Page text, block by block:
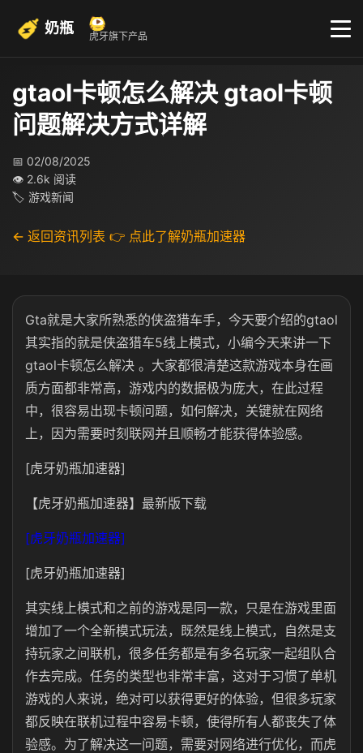
奶瓶 虎牙旗下产品
gtaol卡顿怎么解决 gtaol卡顿
问题解决方式详解
📅 02/08/2025
👁 2.6k 阅读
🏷 游戏新闻
← 返回资讯列表 👉 点此了解奶瓶加速器
Gta就是大家所熟悉的侠盗猎车手，今天要介绍的gtaol
其实指的就是侠盗猎车5线上模式，小编今天来讲一下
gtaol卡顿怎么解决 。大家都很清楚这款游戏本身在画
质方面都非常高，游戏内的数据极为庞大，在此过程
中，很容易出现卡顿问题，如何解决，关键就在网络
上，因为需要时刻联网并且顺畅才能获得体验感。
[虎牙奶瓶加速器]
【虎牙奶瓶加速器】最新版下载
[虎牙奶瓶加速器]
[虎牙奶瓶加速器]
其实线上模式和之前的游戏是同一款，只是在游戏里面
增加了一个全新模式玩法，既然是线上模式，自然是支
持玩家之间联机，很多任务都是有多名玩家一起组队合
作去完成。任务的类型也非常丰富，这对于习惯了单机
游戏的人来说，绝对可以获得更好的体验，但很多玩家
都反映在联机过程中容易卡顿，使得所有人都丧失了体
验感。为了解决这一问题，需要对网络进行优化，而虎